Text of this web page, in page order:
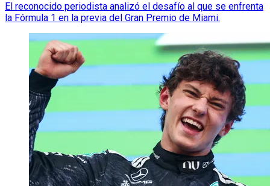
El reconocido periodista analizó el desafío al que se enfrenta
la Fórmula 1 en la previa del Gran Premio de Miami.